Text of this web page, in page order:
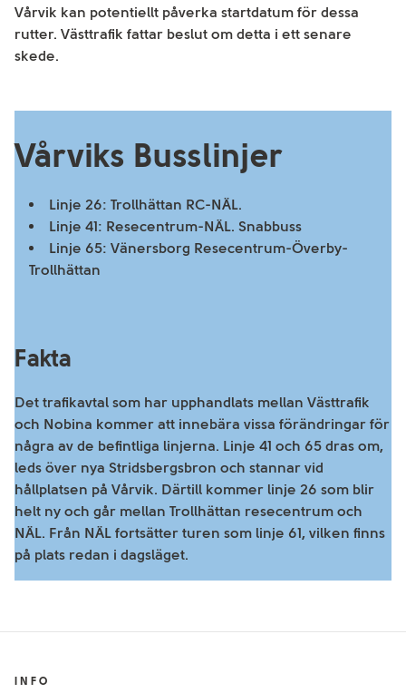
Vårvik kan potentiellt påverka startdatum för dessa
rutter. Västtrafik fattar beslut om detta i ett senare
skede.
Vårviks Busslinjer
Linje 26: Trollhättan RC-NÄL.
Linje 41: Resecentrum-NÄL. Snabbuss
Linje 65: Vänersborg Resecentrum-Överby-
Trollhättan
Fakta
Det trafikavtal som har upphandlats mellan Västtrafik
och Nobina kommer att innebära vissa förändringar för
några av de befintliga linjerna. Linje 41 och 65 dras om,
leds över nya Stridsbergsbron och stannar vid
hållplatsen på Vårvik. Därtill kommer linje 26 som blir
helt ny och går mellan Trollhättan resecentrum och
NÄL. Från NÄL fortsätter turen som linje 61, vilken finns
på plats redan i dagsläget.
INFO